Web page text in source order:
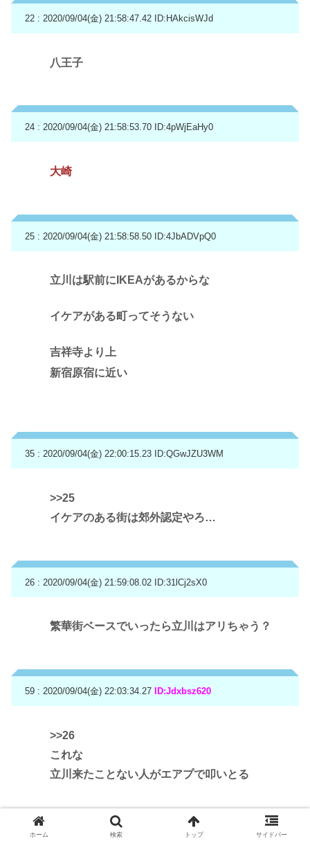
22 : 2020/09/04(金) 21:58:47.42 ID:HAkcisWJd
八王子
24 : 2020/09/04(金) 21:58:53.70 ID:4pWjEaHy0
大崎
25 : 2020/09/04(金) 21:58:58.50 ID:4JbADVpQ0
立川は駅前にIKEAがあるからな
イケアがある町ってそうない
吉祥寺より上
新宿原宿に近い
35 : 2020/09/04(金) 22:00:15.23 ID:QGwJZU3WM
>>25
イケアのある街は郊外認定やろ…
26 : 2020/09/04(金) 21:59:08.02 ID:31lCj2sX0
繁華街ベースでいったら立川はアリちゃう？
59 : 2020/09/04(金) 22:03:34.27 ID:Jdxbsz620
>>26
これな
立川来たことない人がエアプで叩いとる
62 : 2020/09/04(金) 22:03:47.05 ID:IWIV+zeD0
ホーム 検索 トップ サイドバー